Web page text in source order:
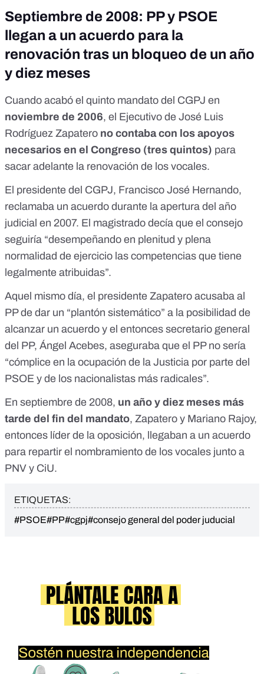
Septiembre de 2008: PP y PSOE
llegan a un acuerdo para la
renovación tras un bloqueo de un año
y diez meses
Cuando acabó el quinto mandato del CGPJ en
noviembre de 2006, el Ejecutivo de José Luis
Rodríguez Zapatero no contaba con los apoyos
necesarios en el Congreso (tres quintos) para
sacar adelante la renovación de los vocales.
El presidente del CGPJ, Francisco José Hernando,
reclamaba un acuerdo durante la apertura del año
judicial en 2007. El magistrado decía que el consejo
seguiría “desempeñando en plenitud y plena
normalidad de ejercicio las competencias que tiene
legalmente atribuidas”.
Aquel mismo día, el presidente Zapatero acusaba al
PP de dar un “plantón sistemático” a la posibilidad de
alcanzar un acuerdo y el entonces secretario general
del PP, Ángel Acebes, aseguraba que el PP no sería
“cómplice en la ocupación de la Justicia por parte del
PSOE y de los nacionalistas más radicales”.
En septiembre de 2008, un año y diez meses más
tarde del fin del mandato, Zapatero y Mariano Rajoy,
entonces líder de la oposición,
llegaban a un acuerdo
para repartir el nombramiento de los vocales junto a
PNV y CiU.
ETIQUETAS:
#PSOE#PP#cgpj#consejo general del poder juducial